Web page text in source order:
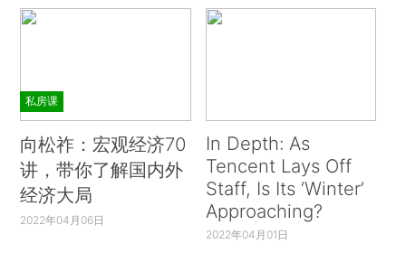
私房课
向松祚：宏观经济70
讲，带你了解国内外
经济大局
2022年04月06日
In Depth: As
Tencent Lays Off
Staff, Is Its ‘Winter’
Approaching?
2022年04月01日